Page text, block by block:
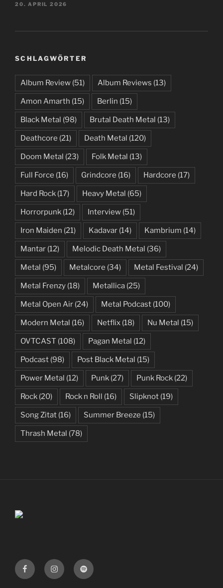
20. APRIL 2026
SCHLAGWÖRTER
Album Review (51) Album Reviews (13)
Amon Amarth (15) Berlin (15)
Black Metal (98) Brutal Death Metal (13)
Deathcore (21) Death Metal (120)
Doom Metal (23) Folk Metal (13)
Full Force (16) Grindcore (16) Hardcore (17)
Hard Rock (17) Heavy Metal (65)
Horrorpunk (12) Interview (51)
Iron Maiden (21) Kadavar (14) Kambrium (14)
Mantar (12) Melodic Death Metal (36)
Metal (95) Metalcore (34) Metal Festival (24)
Metal Frenzy (18) Metallica (25)
Metal Open Air (24) Metal Podcast (100)
Modern Metal (16) Netflix (18) Nu Metal (15)
OVTCAST (108) Pagan Metal (12)
Podcast (98) Post Black Metal (15)
Power Metal (12) Punk (27) Punk Rock (22)
Rock (20) Rock n Roll (16) Slipknot (19)
Song Zitat (16) Summer Breeze (15)
Thrash Metal (78)
FacebookInstagramSpotify